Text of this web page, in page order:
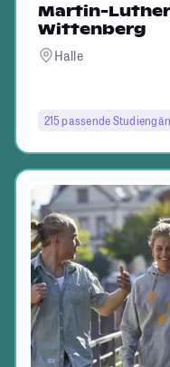
Martin-
Wittenberg
Halle
215 passende